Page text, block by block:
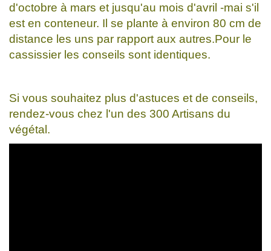
d'octobre à mars et jusqu'au mois d'avril -mai s'il
est en conteneur. Il se plante à environ 80 cm de
distance les uns par rapport aux autres.Pour le
cassissier les conseils sont identiques.
Si vous souhaitez plus d'astuces et de conseils,
rendez-vous chez l'un des 300 Artisans du
végétal.